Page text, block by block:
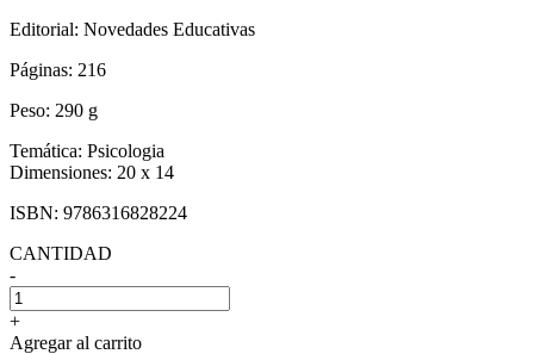
Editorial: Novedades Educativas
Páginas: 216
Peso: 290 g
Temática: Psicologia
Dimensiones: 20 x 14
ISBN: 9786316828224
CANTIDAD
-
+
Agregar al carrito